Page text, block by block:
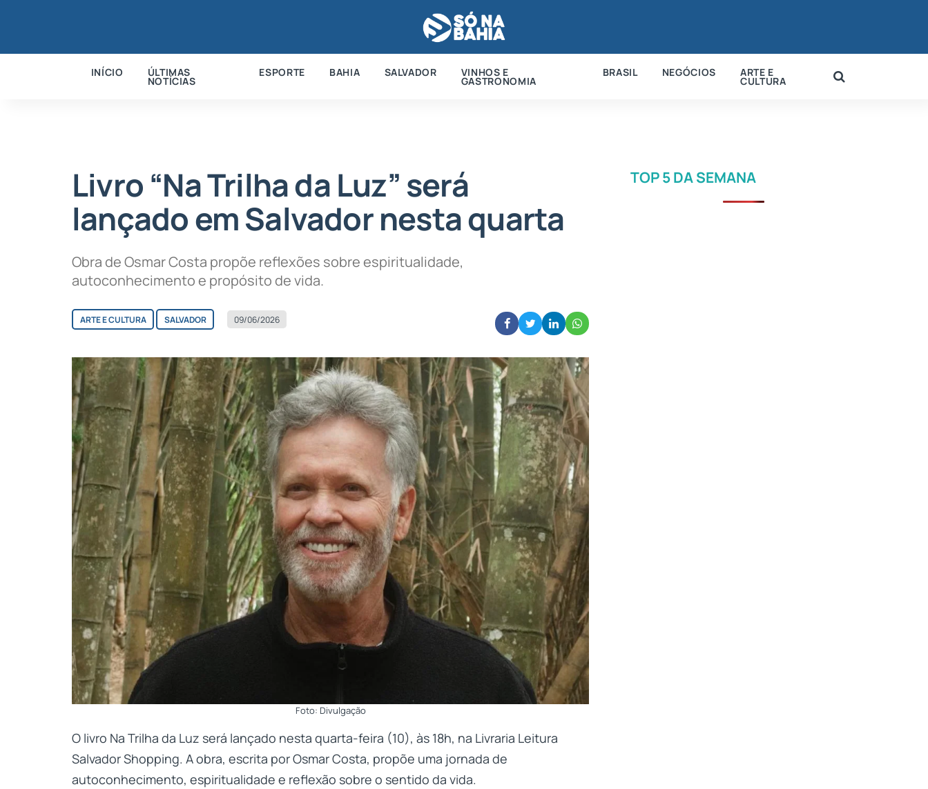
INÍCIO ÚLTIMAS
NOTÍCIAS
ESPORTE BAHIA SALVADOR VINHOS E
GASTRONOMIA
BRASIL NEGÓCIOS ARTE E
CULTURA
Livro “Na Trilha da Luz” será
lançado em Salvador nesta quarta
Obra de Osmar Costa propõe reflexões sobre espiritualidade,
autoconhecimento e propósito de vida.
ARTE E CULTURA SALVADOR 09/06/2026
Foto: Divulgação
O livro Na Trilha da Luz será lançado nesta quarta-feira (10), às 18h, na Livraria Leitura
Salvador Shopping. A obra, escrita por Osmar Costa, propõe uma jornada de
autoconhecimento, espiritualidade e reflexão sobre o sentido da vida.
TOP 5 DA SEMANA